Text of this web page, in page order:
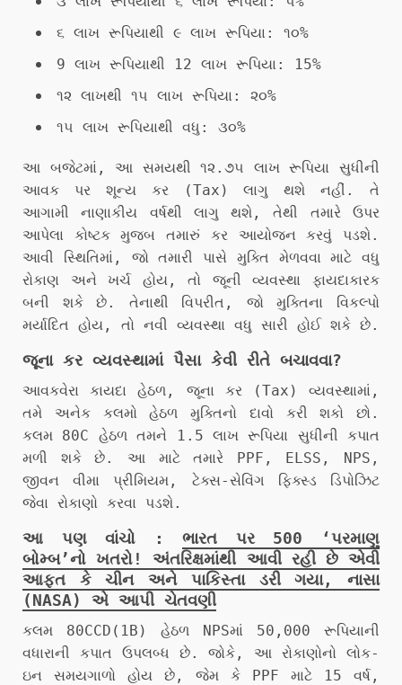
૬ લાખ રૂપિયાથી ૯ લાખ રૂપિયા: ૧૦%
9 લાખ રૂપિયાથી 12 લાખ રૂપિયા: 15%
૧૨ લાખથી ૧૫ લાખ રૂપિયા: ૨૦%
૧૫ લાખ રૂપિયાથી વધુ: ૩૦%
આ બજેટમાં, આ સમયથી ૧૨.૭૫ લાખ રૂપિયા સુધીની
આવક પર શૂન્ય કર (Tax) લાગુ થશે નહીં. તે
આગામી નાણાકીય વર્ષથી લાગુ થશે, તેથી તમારે ઉપર
આપેલા કોષ્ટક મુજબ તમારું કર આયોજન કરવું પડશે.
આવી સ્થિતિમાં, જો તમારી પાસે મુક્તિ મેળવવા માટે વધુ
રોકાણ અને ખર્ચ હોય, તો જૂની વ્યવસ્થા ફાયદાકારક
બની શકે છે. તેનાથી વિપરીત, જો મુક્તિના વિકલ્પો
મર્યાદિત હોય, તો નવી વ્યવસ્થા વધુ સારી હોઈ શકે છે.
જૂના કર વ્યવસ્થામાં પૈસા કેવી રીતે બચાવવા?
આવકવેરા કાયદા હેઠળ, જૂના કર (Tax) વ્યવસ્થામાં,
તમે અનેક કલમો હેઠળ મુક્તિનો દાવો કરી શકો છો.
કલમ 80C હેઠળ તમને 1.5 લાખ રૂપિયા સુધીની કપાત
મળી શકે છે. આ માટે તમારે PPF, ELSS, NPS,
જીવન વીમા પ્રીમિયમ, ટેક્સ-સેવિંગ ફિક્સ્ડ ડિપોઝિટ
જેવા રોકાણો કરવા પડશે.
આ પણ વાંચો :ભારત પર 500 ‘પરમાણુ
બોમ્બ’નો ખતરો! અંતરિક્ષમાંથી આવી રહી છે એવી
આફત કે ચીન અને પાકિસ્તા ડરી ગયા, નાસા
(NASA) એ આપી ચેતવણી
કલમ 80CCD(1B) હેઠળ NPSમાં 50,000 રૂપિયાની
વધારાની કપાત ઉપલબ્ધ છે. જોકે, આ રોકાણોનો લોક-
ઇન સમયગાળો હોય છે, જેમ કે PPF માટે 15 વર્ષ,